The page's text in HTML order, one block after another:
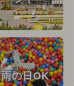
雨の日OK